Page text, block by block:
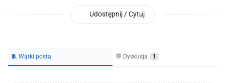
Udostępnij / Cytuj
🧵 Wątki posta 💬 Dyskusja 1